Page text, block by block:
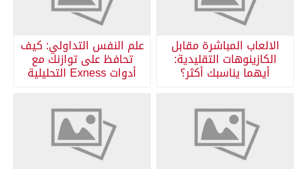
الالعاب المباشرة مقابل
الكازينوهات التقليدية:
أيهما يناسبك أكثر؟
علم النفس التداولي: كيف
تحافظ على توازنك مع
أدوات Exness التحليلية